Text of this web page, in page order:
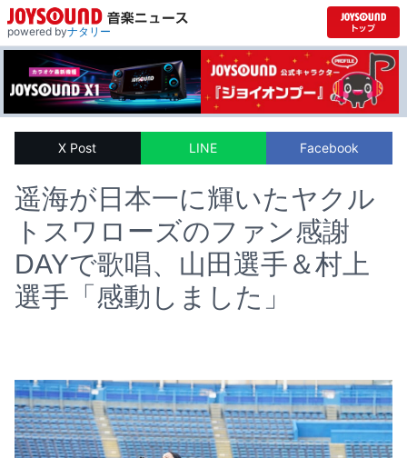
powered byナタリー
X Post LINE Facebook
遥海が日本一に輝いたヤクル
トスワローズのファン感謝
DAYで歌唱、山田選手＆村上
選手「感動しました」